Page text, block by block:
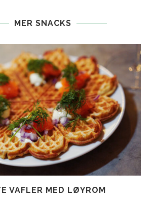
MER SNACKS
VAFLER MED LØYROM